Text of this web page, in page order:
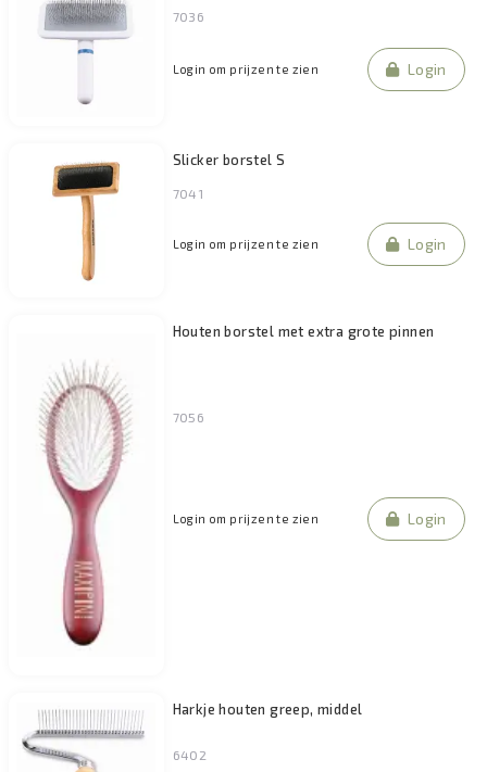
7036
Login om prijzen te zien Login
Slicker borstel S
7041
Login om prijzen te zien Login
Houten borstel met extra grote pinnen
7056
Login om prijzen te zien Login
Harkje houten greep, middel
6402